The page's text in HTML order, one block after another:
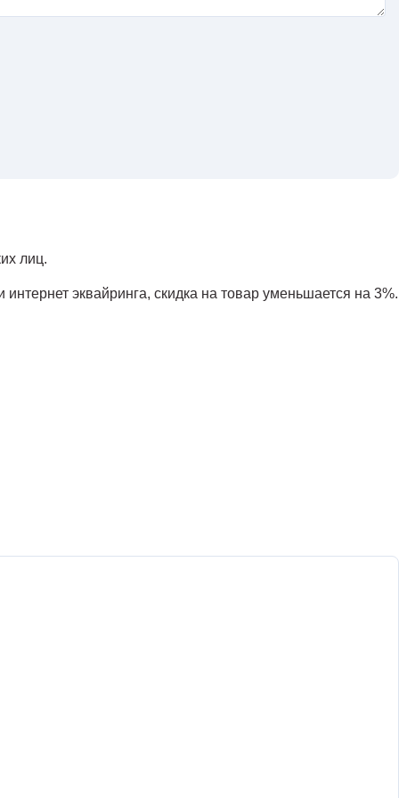
лиц.
эквайринга, скидка на товар уменьшается на 3%.